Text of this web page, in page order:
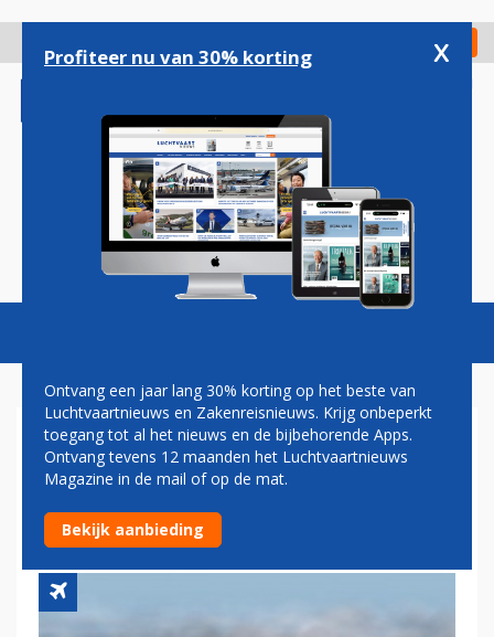
gaan
Check in
Magazine Podcasts Vacatures
BOEING PARKEERT
DREAMLINERS AMERICAN
AIRLINES IN DE WOESTIJN
Profiteer nu van 30% korting x
Ontvang een jaar lang 30% korting op het beste van
Luchtvaartnieuws en Zakenreisnieuws. Krijg onbeperkt
toegang tot al het nieuws en de bijbehorende Apps.
Ontvang tevens 12 maanden het Luchtvaartnieuws
Magazine in de mail of op de mat.
Bekijk aanbieding